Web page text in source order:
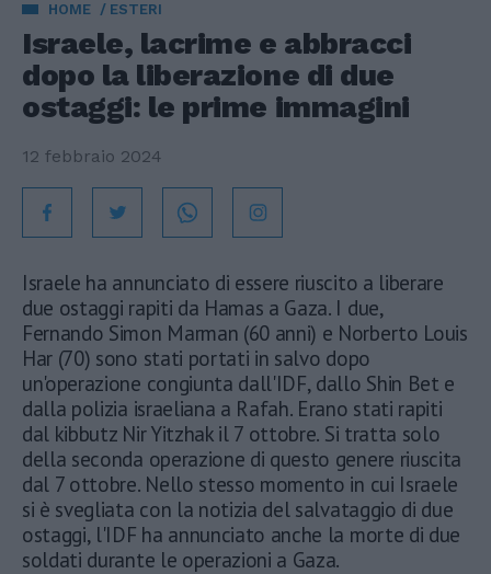
HOME ESTERI
Israele, lacrime e abbracci
dopo la liberazione di due
ostaggi: le prime immagini
12 febbraio 2024
Israele ha annunciato di essere riuscito a liberare
due ostaggi rapiti da Hamas a Gaza. I due,
Fernando Simon Marman (60 anni) e Norberto Louis
Har (70) sono stati portati in salvo dopo
un'operazione congiunta dall'IDF, dallo Shin Bet e
dalla polizia israeliana a Rafah. Erano stati rapiti
dal kibbutz Nir Yitzhak il 7 ottobre. Si tratta solo
della seconda operazione di questo genere riuscita
dal 7 ottobre. Nello stesso momento in cui Israele
si è svegliata con la notizia del salvataggio di due
ostaggi, l'IDF ha annunciato anche la morte di due
soldati durante le operazioni a Gaza.